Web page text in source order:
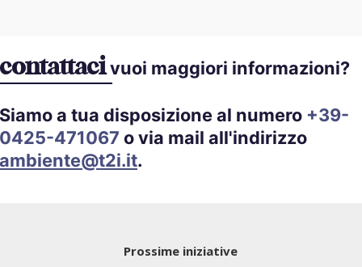
contattacivuoi maggiori informazioni?
Siamo a tua disposizione al numero +39-
0425-471067 o via mail all'indirizzo
ambiente@t2i.it.
Prossime iniziative